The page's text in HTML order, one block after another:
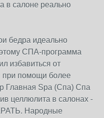
в салоне реально
бедра идеально
СПА-программа
избавиться от
при помощи более
Главная Spa (Спа) Спа
целлюлита в салонах -
Народные